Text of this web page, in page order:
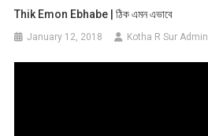
Thik Emon Ebhabe | ঠিক এমন এভাবে
January 12, 2018 Kotha R Sur Admin